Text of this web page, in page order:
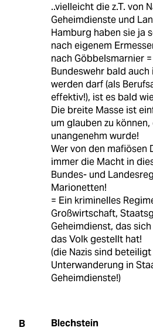
..vielleicht die z.T. von
Geheimdienste und
Hamburg haben sie ja
nach eigenem
nach Göbbelsmarnier =
Bundeswehr bald
werden darf (als
effektiv!), ist es bald
Die breite Masse ist
um glauben zu
unangenehm wurde!
Wer von den mafiösen
immer die Macht in
Bundes- und
Marionetten!
= Ein kriminelles
Großwirtschaft,
Geheimdienst, das
das Volk gestellt hat!
(die Nazis sind
Unterwanderung in
Geheimdienste!)
B Blechstein